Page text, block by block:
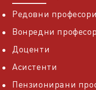
Редовни професори
Вонредни
Доценти
Асистенти
Пензионирани